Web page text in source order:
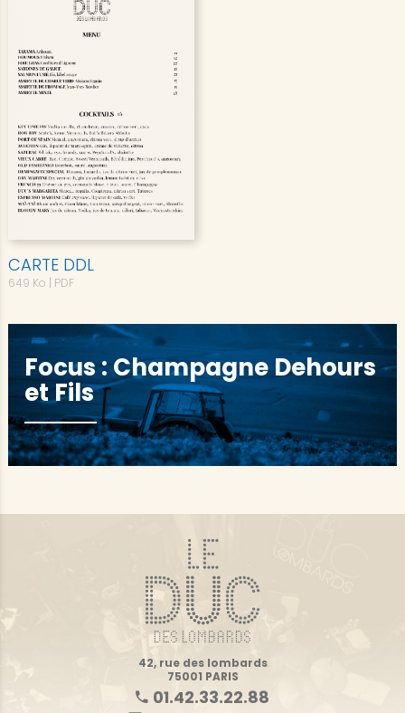
CARTE DDL
649 Ko | PDF
Focus : Champagne Dehours
et Fils
42, rue des lombards
75001 PARIS
01.42.33.22.88